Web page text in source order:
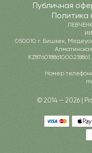
Публичная
Политика
050010 г. Бишкек,
Номер
© 2014 — 2026 |